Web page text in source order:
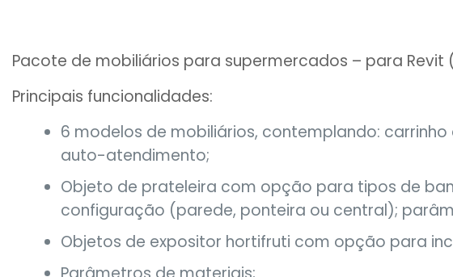
Pacote de mobiliários para supermercados – para Revit
Principais funcionalidades:
6 modelos de mobiliários, contemplando:
auto-atendimento;
Objeto de prateleira com opção para tipos de
configuração (parede, ponteira ou central);
Objetos de expositor hortifruti com opção para